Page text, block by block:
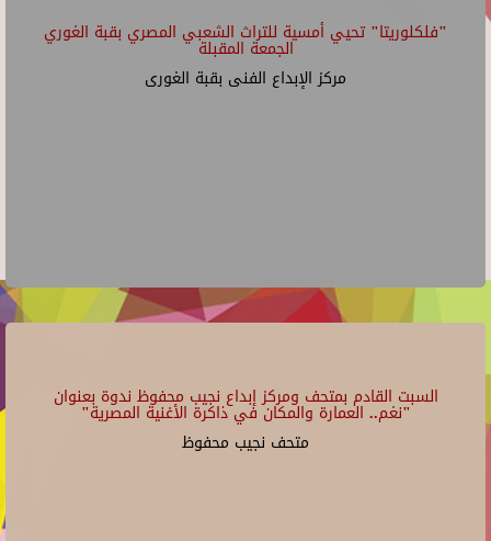
"فلكلوريتا" تحيي أمسية للتراث الشعبي المصري بقبة الغوري
الجمعة المقبلة
مركز الإبداع الفنى بقبة الغورى
السبت القادم بمتحف ومركز إبداع نجيب محفوظ ندوة بعنوان
"نغم.. العمارة والمكان في ذاكرة الأغنية المصرية"
متحف نجيب محفوظ